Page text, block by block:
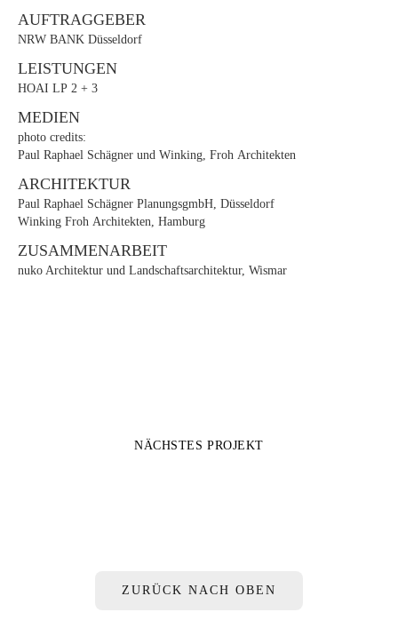
AUFTRAGGEBER
NRW BANK Düsseldorf
LEISTUNGEN
HOAI LP 2 + 3
MEDIEN
photo credits:
Paul Raphael Schägner und Winking, Froh Architekten
ARCHITEKTUR
Paul Raphael Schägner PlanungsgmbH, Düsseldorf
Winking Froh Architekten, Hamburg
ZUSAMMENARBEIT
nuko Architektur und Landschaftsarchitektur, Wismar
NÄCHSTES PROJEKT
ZURÜCK NACH OBEN